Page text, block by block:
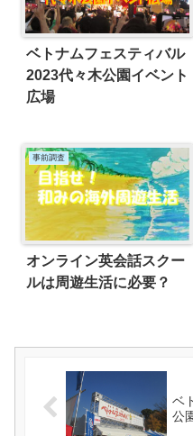
ベトナムフェスティバル
2023代々木公園イベント
広場
事前調査
オンライン英会話スクー
ルは周遊生活に必要？
ベ
公